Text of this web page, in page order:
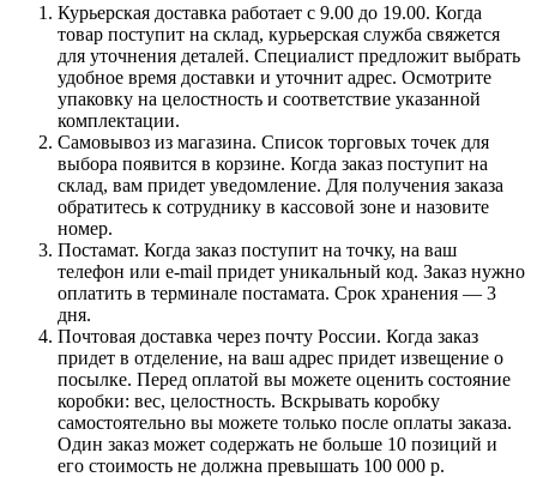
Курьерская доставка работает с 9.00 до 19.00. Когда
товар поступит на склад, курьерская служба свяжется
для уточнения деталей. Специалист предложит выбрать
удобное время доставки и уточнит адрес. Осмотрите
упаковку на целостность и соответствие указанной
комплектации.
Самовывоз из магазина. Список торговых точек для
выбора появится в корзине. Когда заказ поступит на
склад, вам придет уведомление. Для получения заказа
обратитесь к сотруднику в кассовой зоне и назовите
номер.
Постамат. Когда заказ поступит на точку, на ваш
телефон или e-mail придет уникальный код. Заказ нужно
оплатить в терминале постамата. Срок хранения — 3
дня.
Почтовая доставка через почту России. Когда заказ
придет в отделение, на ваш адрес придет извещение о
посылке. Перед оплатой вы можете оценить состояние
коробки: вес, целостность. Вскрывать коробку
самостоятельно вы можете только после оплаты заказа.
Один заказ может содержать не больше 10 позиций и
его стоимость не должна превышать 100 000 р.